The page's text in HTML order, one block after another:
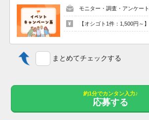
書店・ドラッグストア・家具屋・家電量販
百貨店・ブランドショップ
飲食店（イタリアン、フレンチ、和食・洋
居酒屋、焼肉、ラーメン店など）
コンビニ・スーパー・ファストフード店
▽ご登録
モニター・調査・アンケート
まとめてチェックする
約1分でカンタン入力♪
応募する